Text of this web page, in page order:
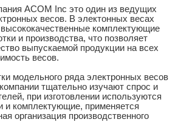
ACOM Inc это один из ведущих
весов. В электонных весах
комплектующие
и производства, что позволяет
выпускаемой продукции на всех
весов.
модельного ряда электронных весов
тщательно изучают спрос и
при изготовлении используются
и комплектующие, применяется
организация производственного